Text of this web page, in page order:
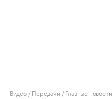
Видео / Передачи / Главные новости